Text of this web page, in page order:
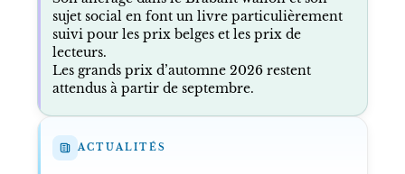
sujet social en font un livre particulièrement
suivi pour les prix belges et les prix de
lecteurs.
Les grands prix d’automne 2026 restent
attendus à partir de septembre.
ACTUALITÉS